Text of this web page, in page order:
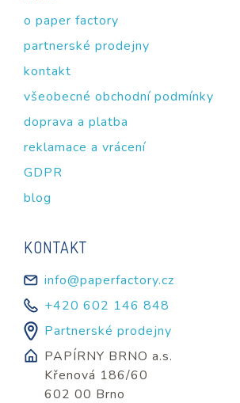
o paper factory
partnerské prodejny
kontakt
všeobecné obchodní podmínky
doprava a platba
reklamace a vrácení
GDPR
blog
KONTAKT
info@paperfactory.cz
+420 602 146 848
Partnerské prodejny
PAPÍRNY BRNO a.s.
Křenová 186/60
602 00 Brno